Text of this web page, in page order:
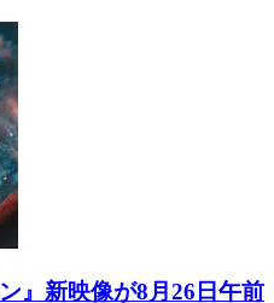
』新映像が8月26日午前